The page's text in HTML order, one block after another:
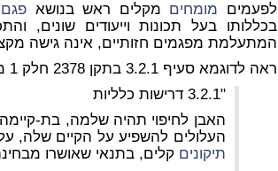
לפעמים מומחים מקלים ראש בנושא
בכללותו בעל תכונות וייעודים שונים,
המתעלמת מפגמים חזותיים, אינה גישה
ראה לדוגמא סעיף 3.2.1 בתקן 2378 חלק 1 משנת 2012 - להלן ציטוט (הדגשת הקו לא במקור):
"3.2.1 דרישות כלליות
האבן לחיפוי תהיה שלמה, בת-
העלולים להשפיע על הקיים שלה,
תיקונים קלים,בתנאי שאושרו